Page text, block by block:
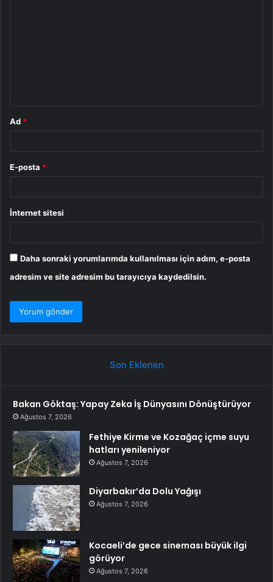
Ad *
E-posta *
İnternet sitesi
Daha sonraki yorumlarımda kullanılması için adım, e-posta
adresim ve site adresim bu tarayıcıya kaydedilsin.
Son Eklenen
Bakan Göktaş: Yapay Zeka İş Dünyasını Dönüştürüyor
Ağustos 7, 2026
Fethiye Kirme ve Kozağaç içme suyu
hatları yenileniyor
Ağustos 7, 2026
Diyarbakır’da Dolu Yağışı
Ağustos 7, 2026
Kocaeli’de gece sineması büyük ilgi
görüyor
Ağustos 7, 2026